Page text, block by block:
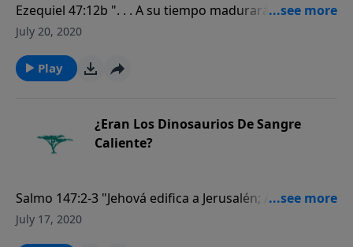
Ezequiel 47:12b ". . . A su tiempo madurará, porque
sus aguas salen del santuario; y su fruto será para
July 20, 2020
Play
¿Eran Los Dinosaurios De Sangre
Caliente?
Salmo 147:2-3 "Jehová edifica a Jerusalén; A los
desterrados de Israel recogerá. El sana a los
July 17, 2020